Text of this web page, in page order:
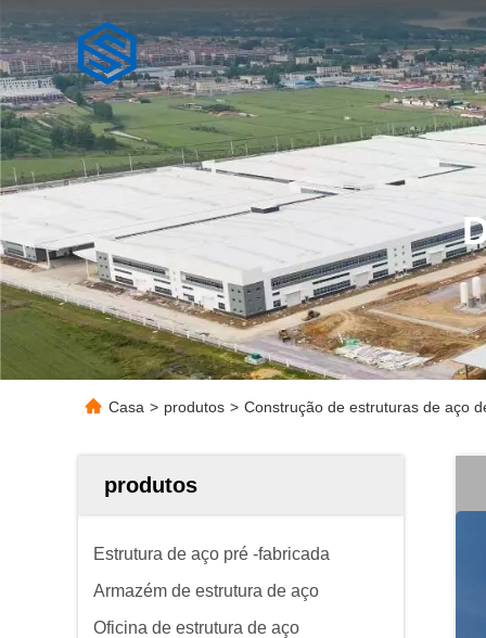
Casa > produtos > Construção de estruturas de aço
produtos
Estrutura de aço pré -fabricada
Armazém de estrutura de aço
Oficina de estrutura de aço